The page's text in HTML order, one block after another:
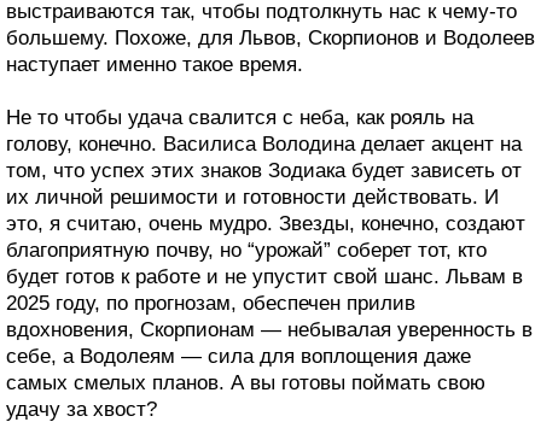
выстраиваются так, чтобы подтолкнуть нас к чему-то
большему. Похоже, для Львов, Скорпионов и Водолеев
наступает именно такое время.
Не то чтобы удача свалится с неба, как рояль на
голову, конечно. Василиса Володина делает акцент на
том, что успех этих знаков Зодиака будет зависеть от
их личной решимости и готовности действовать. И
это, я считаю, очень мудро. Звезды, конечно, создают
благоприятную почву, но “урожай” соберет тот, кто
будет готов к работе и не упустит свой шанс. Львам в
2025 году, по прогнозам, обеспечен прилив
вдохновения, Скорпионам — небывалая уверенность в
себе, а Водолеям — сила для воплощения даже
самых смелых планов. А вы готовы поймать свою
удачу за хвост?